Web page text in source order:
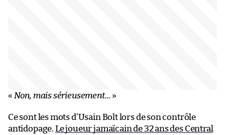
« Non, mais sérieusement… »
Ce sont les mots d’Usain Bolt lors de son contrôle
antidopage. Le joueur jamaïcain de 32 ans des Central